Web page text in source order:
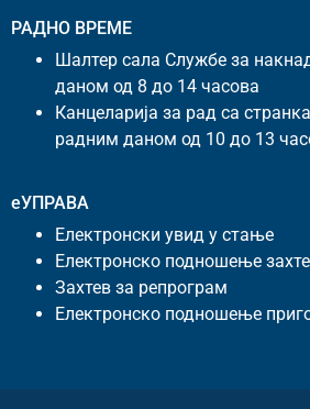
РАДНО ВРЕМЕ
Шалтер сала Службе за
даном од 8 до 14 часова
Канцеларија за рад са
радним даном од 10 до 13
еУПРАВА
Електронски увид у стање
Електронско подношење
Захтев за репрограм
Електронско подношење